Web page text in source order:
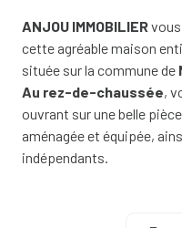
ANJOU IMMOBILIER
cette agréable maison
située sur la commune de
Au rez-de-chaussée,
ouvrant sur une belle
aménagée et équipée,
indépendants.
Le tout est édifié sur une